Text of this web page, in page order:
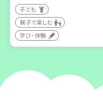
子ども
親子で楽しむ
学び・体験